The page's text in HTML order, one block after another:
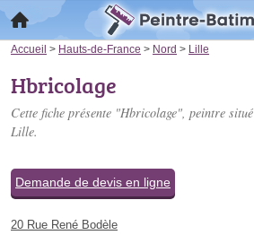
Accueil > Hauts-de-France > Nord > Lille
Hbricolage
Cette fiche présente "Hbricolage", peintre situé
Lille.
Demande de devis en ligne
20 Rue René Bodèle